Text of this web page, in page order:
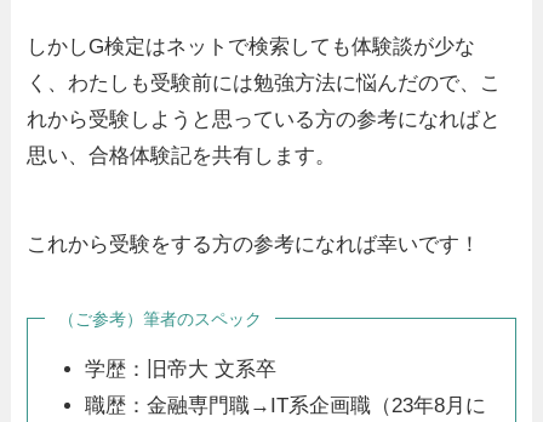
しかしG検定はネットで検索しても体験談が少な
く、わたしも受験前には勉強方法に悩んだので、こ
れから受験しようと思っている方の参考になればと
思い、合格体験記を共有します。
これから受験をする方の参考になれば幸いです！
（ご参考）筆者のスペック
学歴：旧帝大 文系卒
職歴：金融専門職→IT系企画職（23年8月に